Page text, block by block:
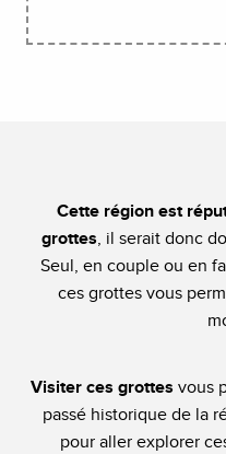
Cette région est
grottes, il serait donc
Seul, en couple ou en
ces grottes vous
Visiter ces grottes vous
passé historique de la
pour aller explorer